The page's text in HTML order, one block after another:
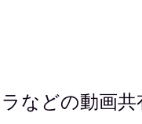
などの動画